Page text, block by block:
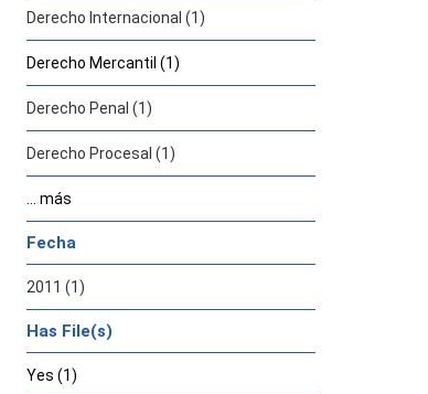
Derecho Internacional (1)
Derecho Mercantil (1)
Derecho Penal (1)
Derecho Procesal (1)
... más
Fecha
2011 (1)
Has File(s)
Yes (1)